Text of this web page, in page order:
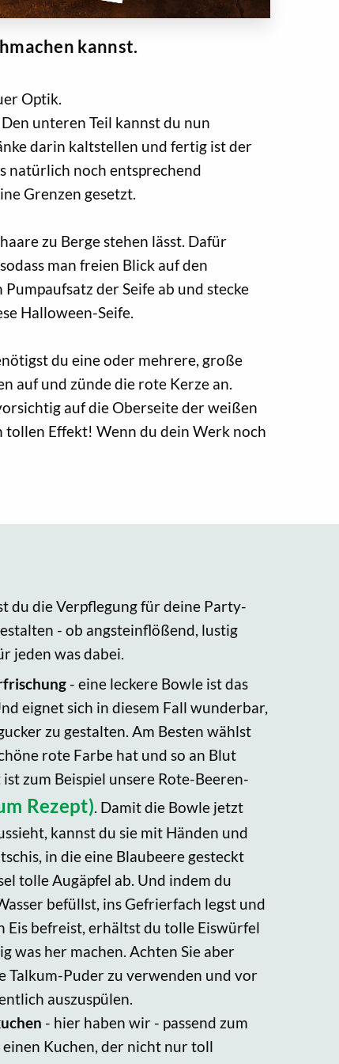
kannst.
Optik.
unteren Teil kannst du nun
darin kaltstellen und fertig ist der
natürlich noch entsprechend
Grenzen gesetzt.
zu Berge stehen lässt. Dafür
man freien Blick auf den
der Seife ab und stecke
Halloween-Seife.
du eine oder mehrere, große
auf und zünde die rote Kerze an.
auf die Oberseite der weißen
tollen Effekt! Wenn du dein Werk noch
du die Verpflegung für deine Party-
- ob angsteinflößend, lustig
jeden was dabei.
- eine leckere Bowle ist das
eignet sich in diesem Fall wunderbar,
zu gestalten. Am Besten wählst
rote Farbe hat und so an Blut
zum Beispiel unsere Rote-Beeren-
Rezept). Damit die Bowle jetzt
kannst du sie mit Händen und
in die eine Blaubeere gesteckt
tolle Augäpfel ab. Und indem du
befüllst, ins Gefrierfach legst und
Eis befreist, erhältst du tolle Eiswürfel
was her machen. Achten Sie aber
Talkum-Puder zu verwenden und vor
auszuspülen.
- hier haben wir - passend zum
Kuchen, der nicht nur toll